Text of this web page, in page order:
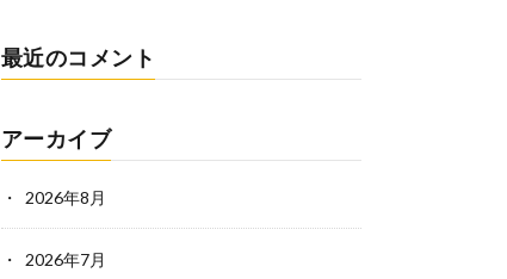
最近のコメント
アーカイブ
2026年8月
2026年7月